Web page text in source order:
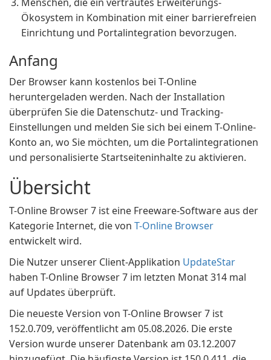
Ökosystem in Kombination mit einer barrierefreien
Einrichtung und Portalintegration bevorzugen.
Anfang
Der Browser kann kostenlos bei T-Online
heruntergeladen werden. Nach der Installation
überprüfen Sie die Datenschutz- und Tracking-
Einstellungen und melden Sie sich bei einem T-Online-
Konto an, wo Sie möchten, um die Portalintegrationen
und personalisierte Startseiteninhalte zu aktivieren.
Übersicht
T-Online Browser 7 ist eine Freeware-Software aus der
Kategorie Internet, die von T-Online Browser
entwickelt wird.
Die Nutzer unserer Client-Applikation UpdateStar
haben T-Online Browser 7 im letzten Monat 314 mal
auf Updates überprüft.
Die neueste Version von T-Online Browser 7 ist
152.0.709, veröffentlicht am 05.08.2026. Die erste
Version wurde unserer Datenbank am 03.12.2007